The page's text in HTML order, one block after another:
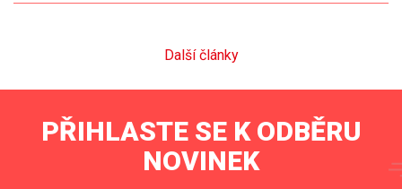
Další články
PŘIHLASTE SE K ODBĚRU
NOVINEK